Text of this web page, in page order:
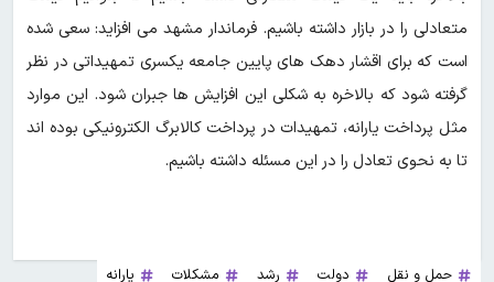
متعادلی را در بازار داشته باشیم. فرماندار مشهد می افزاید: سعی شده
است که برای اقشار دهک های پایین جامعه یک‎سری تمهیداتی در نظر
گرفته شود که بالاخره به شکلی این افزایش ها جبران شود. این موارد
مثل پرداخت یارانه، تمهیدات در پرداخت کالابرگ الکترونیکی بوده اند
تا به نحوی تعادل را در این مسئله داشته باشیم‌.
حمل و نقل دولت رشد مشکلات یارانه